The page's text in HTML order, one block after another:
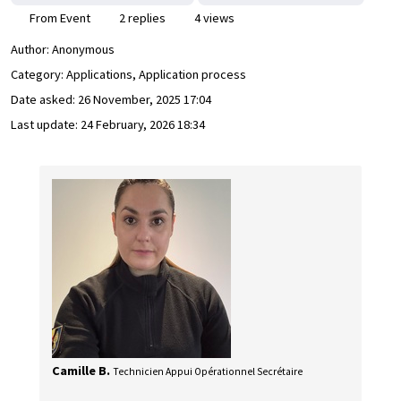
From Event 2 replies
4 views
Author: Anonymous
Category: Applications, Application process
Date asked: 26 November, 2025 17:04
Last update: 24 February, 2026 18:34
Camille B. Technicien Appui Opérationnel Secrétaire